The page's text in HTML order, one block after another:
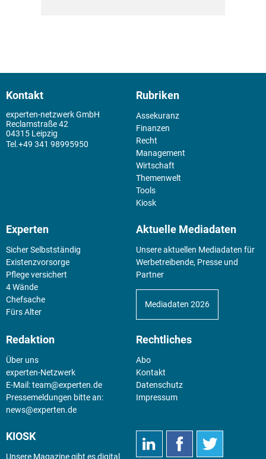
Kontakt
experten-netzwerk GmbH
Reclamstraße 42
04315 Leipzig
+49 341 98995950
Rubriken
Assekuranz
Finanzen
Recht
Management
Wirtschaft
Themenwelt
Tools
Kiosk
Experten
Sicher Selbstständig
Existenz­vorsorge
Pflege versichert
4 Wände
Chefsache
Fürs Alter
Aktuelle Mediadaten
Unsere aktuellen Mediadaten für
Werbetreibende, Presse und
Partner
Mediadaten 2026
Redaktion
Über uns
experten-Netzwerk
E-Mail:team@experten.de
Pressemeldungen bitte an:
news@experten.de
Rechtliches
Abo
Kontakt
Datenschutz
Impressum
KIOSK
Unsere Magazine gibt es digital